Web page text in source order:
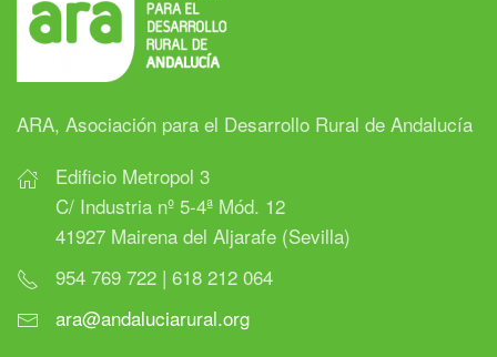
ARA, Asociación para el Desarrollo Rural de Andalucía
Edificio Metropol 3
C/ Industria nº 5-4ª Mód. 12
41927 Mairena del Aljarafe (Sevilla)
954 769 722 | 618 212 064
ara@andaluciarural.org